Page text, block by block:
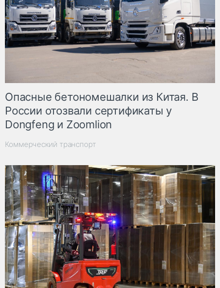
Опасные бетономешалки из Китая. В
России отозвали сертификаты у
Dongfeng и Zoomlion
Коммерческий транспорт